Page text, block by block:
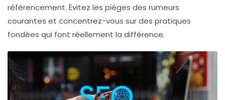
référencement. Évitez les pièges des rumeurs
courantes et concentrez-vous sur des pratiques
fondées qui font réellement la différence.